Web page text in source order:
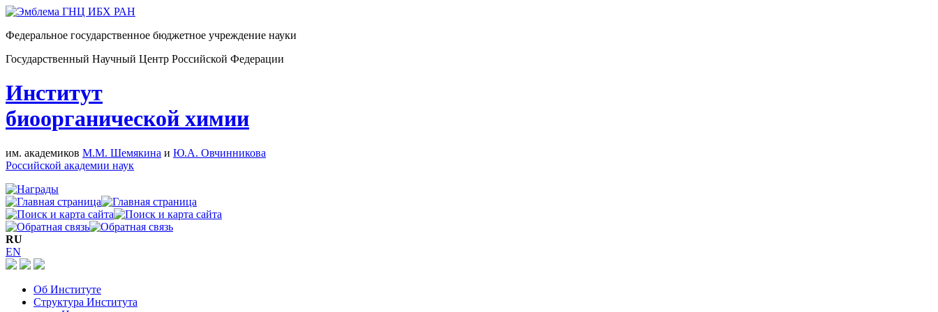
Федеральное государственное бюджетное учреждение науки
Государственный Научный Центр Российской Федерации
Институт
биоорганической химии
им. академиков М.М. Шемякина и Ю.А. Овчинникова
Российской академии наук
RU
EN
Об Институте
Структура Института